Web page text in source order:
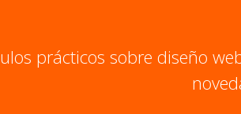
prácticos sobre diseño